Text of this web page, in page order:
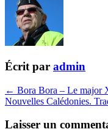
Écrit par admin
← Bora Bora – Le major
Nouvelles Calédonies.
Laisser un